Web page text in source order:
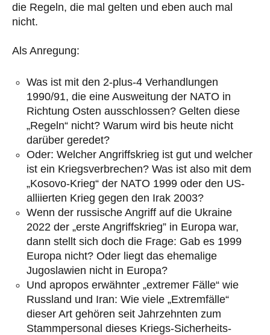
die Regeln, die mal gelten und eben auch mal
nicht.
Als Anregung:
Was ist mit den 2-plus-4 Verhandlungen
1990/91, die eine Ausweitung der NATO in
Richtung Osten ausschlossen? Gelten diese
„Regeln“ nicht? Warum wird bis heute nicht
darüber geredet?
Oder: Welcher Angriffskrieg ist gut und welcher
ist ein Kriegsverbrechen? Was ist also mit dem
„Kosovo-Krieg“ der NATO 1999 oder den US-
alliierten Krieg gegen den Irak 2003?
Wenn der russische Angriff auf die Ukraine
2022 der „erste Angriffskrieg” in Europa war,
dann stellt sich doch die Frage: Gab es 1999
Europa nicht? Oder liegt das ehemalige
Jugoslawien nicht in Europa?
Und apropos erwähnter „extremer Fälle“ wie
Russland und Iran: Wie viele „Extremfälle“
dieser Art gehören seit Jahrzehnten zum
Stammpersonal dieses Kriegs-Sicherheits-